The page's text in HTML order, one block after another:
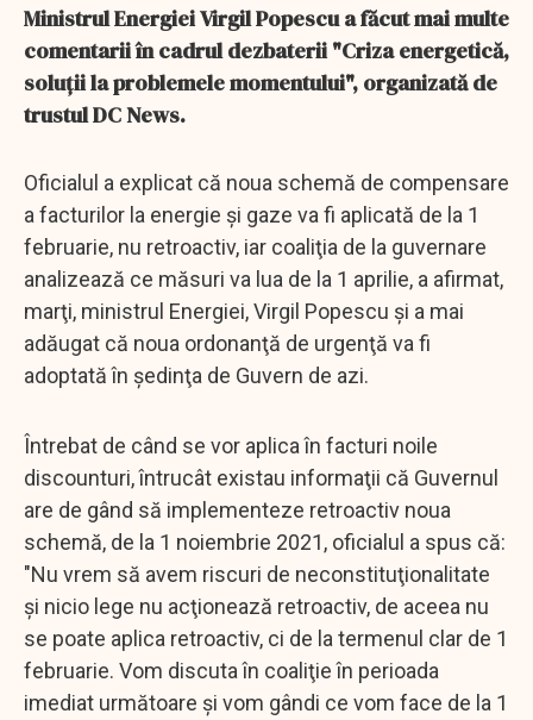
Ministrul Energiei Virgil Popescu a făcut mai multe
comentarii în cadrul dezbaterii "Criza energetică,
soluţii la problemele momentului", organizată de
trustul DC News.
Oficialul a explicat că noua schemă de compensare
a facturilor la energie şi gaze va fi aplicată de la 1
februarie, nu retroactiv, iar coaliţia de la guvernare
analizează ce măsuri va lua de la 1 aprilie, a afirmat,
marţi, ministrul Energiei, Virgil Popescu și a mai
adăugat că noua ordonanţă de urgenţă va fi
adoptată în şedinţa de Guvern de azi.
Întrebat de când se vor aplica în facturi noile
discounturi, întrucât existau informaţii că Guvernul
are de gând să implementeze retroactiv noua
schemă, de la 1 noiembrie 2021, oficialul a spus că:
"Nu vrem să avem riscuri de neconstituţionalitate
şi nicio lege nu acţionează retroactiv, de aceea nu
se poate aplica retroactiv, ci de la termenul clar de 1
februarie. Vom discuta în coaliţie în perioada
imediat următoare şi vom gândi ce vom face de la 1